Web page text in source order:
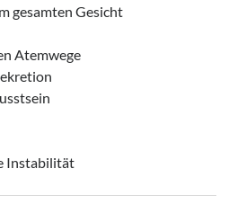
gesamten Gesicht
Atemwege
Instabilität